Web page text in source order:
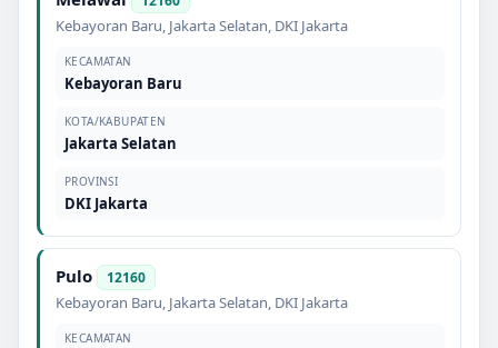
Kebayoran Baru, Jakarta Selatan, DKI Jakarta
KECAMATAN
Kebayoran Baru
KOTA/KABUPATEN
Jakarta Selatan
PROVINSI
DKI Jakarta
Pulo 12160
Kebayoran Baru, Jakarta Selatan, DKI Jakarta
KECAMATAN